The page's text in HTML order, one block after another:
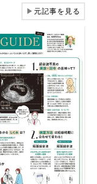
▶元記事を見る